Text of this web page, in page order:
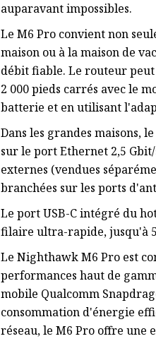
auparavant impossibles.
Le M6 Pro convient non
maison ou à la maison de
débit fiable. Le routeur
2 000 pieds carrés avec le
batterie et en utilisant
Dans les grandes maisons,
sur le port Ethernet 2,5
externes (vendues
branchées sur les ports
Le port USB-C intégré du
filaire ultra-rapide, jusqu'à
Le Nighthawk M6 Pro est
performances haut de
mobile Qualcomm
consommation d'énergie
réseau, le M6 Pro offre une